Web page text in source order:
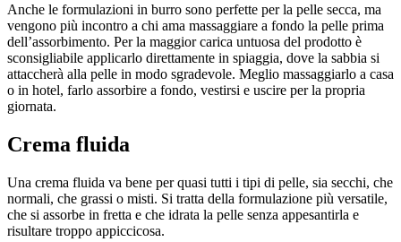
Anche le formulazioni in burro sono perfette per la pelle secca, ma
vengono più incontro a chi ama massaggiare a fondo la pelle prima
dell’assorbimento. Per la maggior carica untuosa del prodotto è
sconsigliabile applicarlo direttamente in spiaggia, dove la sabbia si
attaccherà alla pelle in modo sgradevole. Meglio massaggiarlo a casa
o in hotel, farlo assorbire a fondo, vestirsi e uscire per la propria
giornata.
Crema fluida
Una crema fluida va bene per quasi tutti i tipi di pelle, sia secchi, che
normali, che grassi o misti. Si tratta della formulazione più versatile,
che si assorbe in fretta e che idrata la pelle senza appesantirla e
risultare troppo appiccicosa.